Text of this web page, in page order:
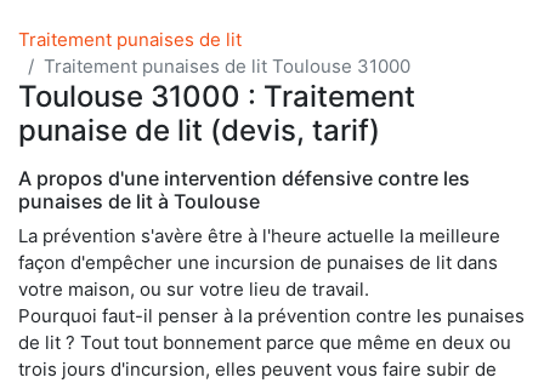
Traitement punaises de lit
Traitement punaises de lit Toulouse 31000
Toulouse 31000 : Traitement
punaise de lit (devis, tarif)
A propos d'une intervention défensive contre les
punaises de lit à Toulouse
La prévention s'avère être à l'heure actuelle la meilleure
façon d'empêcher une incursion de punaises de lit dans
votre maison, ou sur votre lieu de travail.
Pourquoi faut-il penser à la prévention contre les punaises
de lit ? Tout tout bonnement parce que même en deux ou
trois jours d'incursion, elles peuvent vous faire subir de